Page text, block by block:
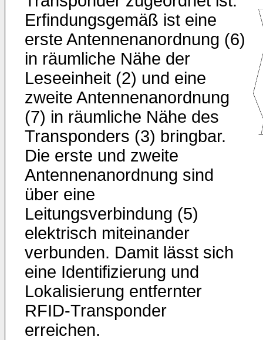
Erfindungsgemäß ist eine
erste Antennenanordnung (6)
in räumliche Nähe der
Leseeinheit (2) und eine
zweite Antennenanordnung
(7) in räumliche Nähe des
Transponders (3) bringbar.
Die erste und zweite
Antennenanordnung sind
über eine
Leitungsverbindung (5)
elektrisch miteinander
verbunden. Damit lässt sich
eine Identifizierung und
Lokalisierung entfernter
RFID-Transponder
erreichen.